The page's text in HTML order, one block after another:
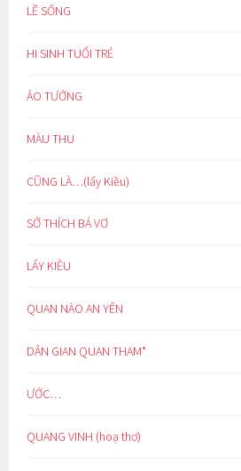
LẼ SỐNG
HI SINH TUỔI TRẺ
ẢO TƯỞNG
MÀU THU
CŨNG LÀ…(lẩy Kiều)
SỞ THÍCH BÁ VƠ
LẨY KIỀU
QUAN NÀO AN YÊN
DÂN GIAN QUAN THAM*
ƯỚC…
QUANG VINH (hoạ thơ)